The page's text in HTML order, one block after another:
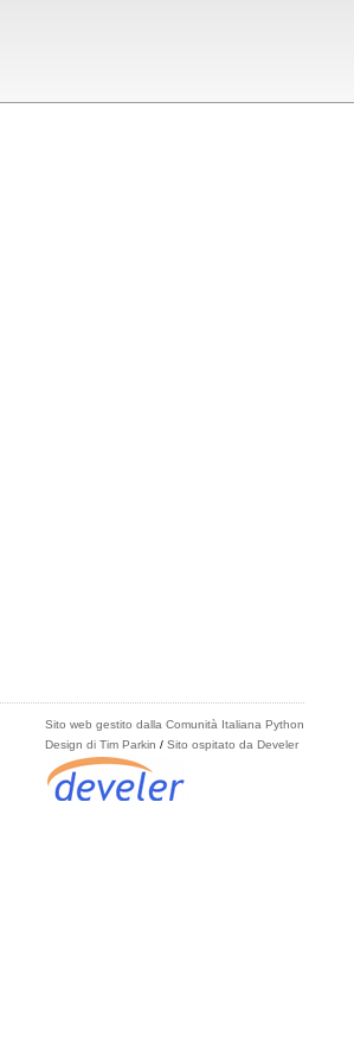
Sito web gestito dalla Comunità Italiana Python
Design di Tim Parkin /Sito ospitato da Develer